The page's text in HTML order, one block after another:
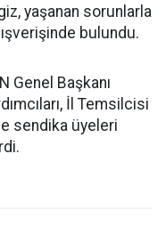
yaşanan sorunlarla
bulundu.
Genel Başkanı
İl Temsilcisi
sendika üyeleri